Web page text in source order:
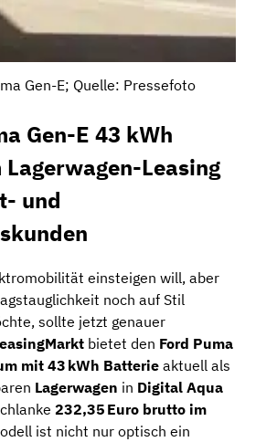
Gen-E; Quelle: Pressefoto
Gen-E 43 kWh
Leasing
und
einsteigen will, aber
noch auf Stil
sollte jetzt genauer
bietet den Ford Puma
mit 43 kWh Batterie aktuell als
Lagerwagen in Digital Aqua
232,35 Euro brutto im
ist nicht nur optisch ein